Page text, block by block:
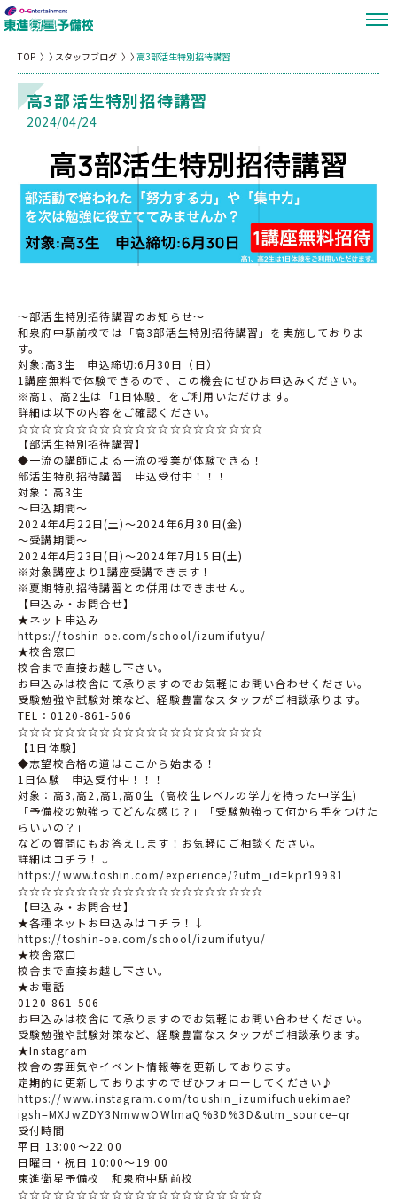
TOP スタッフブログ 高3部活生特別招待講習
高3部活生特別招待講習
2024/04/24
〜部活生特別招待講習のお知らせ〜
和泉府中駅前校では「高3部活生特別招待講習」を実施しておりま
す。
対象:高3生 申込締切:6月30日（日）
1講座無料で体験できるので、この機会にぜひお申込みください。
※高1、高2生は「1日体験」をご利用いただけます。
詳細は以下の内容をご確認ください。
☆☆☆☆☆☆☆☆☆☆☆☆☆☆☆☆☆☆☆☆☆
【部活生特別招待講習】
◆一流の講師による一流の授業が体験できる！
部活生特別招待講習 申込受付中！！！
対象：高3生
〜申込期間〜
2024年4月22日(土)〜2024年6月30日(金)
〜受講期間〜
2024年4月23日(日)〜2024年7月15日(土)
※対象講座より1講座受講できます！
※夏期特別招待講習との併用はできません。
【申込み・お問合せ】
★ネット申込み
https://toshin-oe.com/school/izumifutyu/
★校舎窓口
校舎まで直接お越し下さい。
お申込みは校舎にて承りますのでお気軽にお問い合わせください。
受験勉強や試験対策など、経験豊富なスタッフがご相談承ります。
TEL：0120-861-506
☆☆☆☆☆☆☆☆☆☆☆☆☆☆☆☆☆☆☆☆☆
【1日体験】
◆志望校合格の道はここから始まる！
1日体験 申込受付中！！！
対象：高3,高2,高1,高0生（高校生レベルの学力を持った中学生)
「予備校の勉強ってどんな感じ？」「受験勉強って何から手をつけた
らいいの？」
などの質問にもお答えします！お気軽にご相談ください。
詳細はコチラ！↓
https://www.toshin.com/experience/?utm_id=kpr19981
☆☆☆☆☆☆☆☆☆☆☆☆☆☆☆☆☆☆☆☆☆
【申込み・お問合せ】
★各種ネットお申込みはコチラ！↓
https://toshin-oe.com/school/izumifutyu/
★校舎窓口
校舎まで直接お越し下さい。
★お電話
0120-861-506
お申込みは校舎にて承りますのでお気軽にお問い合わせください。
受験勉強や試験対策など、経験豊富なスタッフがご相談承ります。
★Instagram
校舎の雰囲気やイベント情報等を更新しております。
定期的に更新しておりますのでぜひフォローしてください♪
https://www.instagram.com/toushin_izumifuchuekimae?
igsh=MXJwZDY3NmwwOWlmaQ%3D%3D&utm_source=qr
受付時間
平日 13:00〜22:00
日曜日・祝日 10:00〜19:00
東進衛星予備校 和泉府中駅前校
☆☆☆☆☆☆☆☆☆☆☆☆☆☆☆☆☆☆☆☆☆